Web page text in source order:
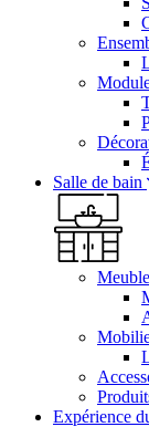
Salle de bain
Expérience